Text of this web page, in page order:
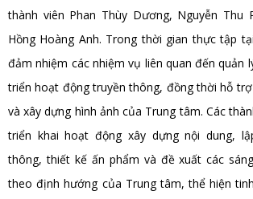
thành viên Phan Thùy Dương, Nguyễn Thu
Hồng Hoàng Anh. Trong thời gian thực tập
đảm nhiệm các nhiệm vụ liên quan đến quản
triển hoạt động truyền thông, đồng thời hỗ
và xây dựng hình ảnh của Trung tâm. Các
triển khai hoạt động xây dựng nội dung,
thông, thiết kế ấn phẩm và đề xuất các
theo định hướng của Trung tâm, thể hiện